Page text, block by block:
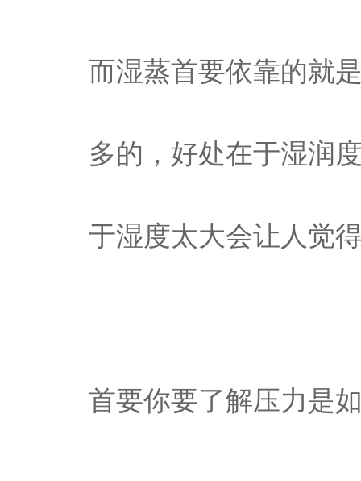
而湿蒸首要依靠的就
多的，好处在于湿润
于湿度太大会让人觉
首要你要了解压力是